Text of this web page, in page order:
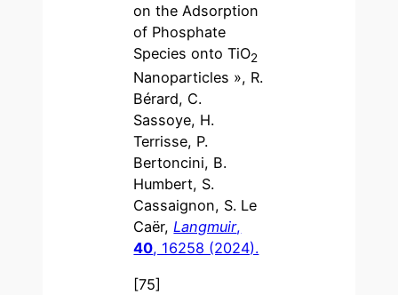
on the Adsorption
of Phosphate
Species onto TiO2
Nanoparticles », R.
Bérard, C.
Sassoye, H.
Terrisse, P.
Bertoncini, B.
Humbert, S.
Cassaignon, S. Le
Caër,Langmuir,
40, 16258 (2024).
[75]